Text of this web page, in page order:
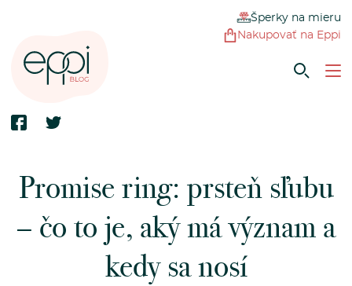
Šperky na mieru
Nakupovať na Eppi
Promise ring: prsteň sľubu
– čo to je, aký má význam a
kedy sa nosí